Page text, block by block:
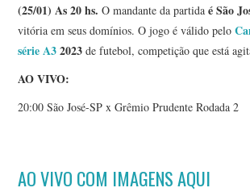
(25/01) As 20 hs.O mandante da partidaé São
vitória em seus domínios. O jogo é válido pelo
série A3 2023 de futebol, competição que está
AO VIVO:
20:00 São José-SP x Grêmio Prudente Rodada 2
AO VIVO COM IMAGENS AQUI